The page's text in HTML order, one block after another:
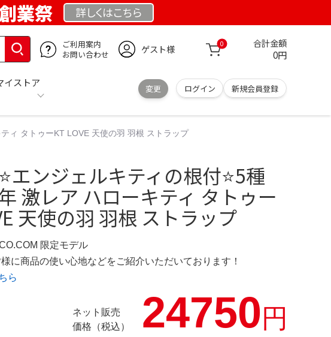
業祭 詳しくはこちら
ご利用案内
お問い合わせ
ゲスト様 0 合計金額
0円
イストア
変更 ログイン 新規会員登録
ィ タトゥーKT LOVE 天使の羽 羽根 ストラップ
エンジェルキティの根付⭐️5種
激レア ハローキティ タトゥー
天使の羽 羽根 ストラップ
限定モデル
に商品の使い心地などをご紹介いただいております！
ら
ネット販売
価格（税込）
24750円